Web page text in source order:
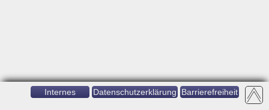
Internes Datenschutzerklärung Barrierefreiheit